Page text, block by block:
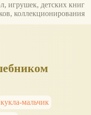
игрушек, детских книг
коллекционирования
кукла-мальчик